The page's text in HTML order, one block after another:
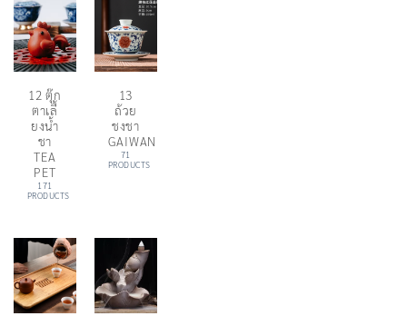
12 ตุ๊ก
ตาเลื้
ยงน้ำ
ชา
TEA
PET
171
PRODUCTS
13
ถ้วย
ชงชา
GAIWAN
71
PRODUCTS